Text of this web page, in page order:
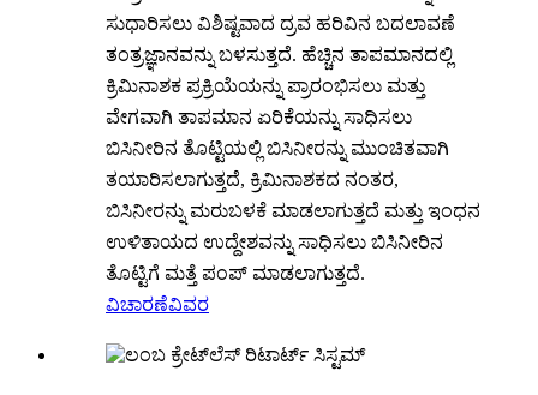
ಸುಧಾರಿಸಲು ವಿಶಿಷ್ಟವಾದ ದ್ರವ ಹರಿವಿನ ಬದಲಾವಣೆ
ತಂತ್ರಜ್ಞಾನವನ್ನು ಬಳಸುತ್ತದೆ. ಹೆಚ್ಚಿನ ತಾಪಮಾನದಲ್ಲಿ
ಕ್ರಿಮಿನಾಶಕ ಪ್ರಕ್ರಿಯೆಯನ್ನು ಪ್ರಾರಂಭಿಸಲು ಮತ್ತು
ವೇಗವಾಗಿ ತಾಪಮಾನ ಏರಿಕೆಯನ್ನು ಸಾಧಿಸಲು
ಬಿಸಿನೀರಿನ ತೊಟ್ಟಿಯಲ್ಲಿ ಬಿಸಿನೀರನ್ನು ಮುಂಚಿತವಾಗಿ
ತಯಾರಿಸಲಾಗುತ್ತದೆ, ಕ್ರಿಮಿನಾಶಕದ ನಂತರ,
ಬಿಸಿನೀರನ್ನು ಮರುಬಳಕೆ ಮಾಡಲಾಗುತ್ತದೆ ಮತ್ತು ಇಂಧನ
ಉಳಿತಾಯದ ಉದ್ದೇಶವನ್ನು ಸಾಧಿಸಲು ಬಿಸಿನೀರಿನ
ತೊಟ್ಟಿಗೆ ಮತ್ತೆ ಪಂಪ್ ಮಾಡಲಾಗುತ್ತದೆ.
ವಿಚಾರಣೆವಿವರ